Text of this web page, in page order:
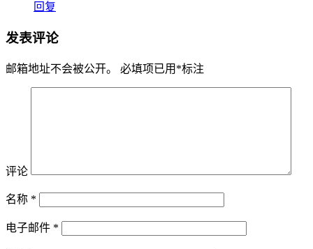
回复
发表评论
邮箱地址不会被公开。 必填项已用 *标注
评论
名称 *
电子邮件 *